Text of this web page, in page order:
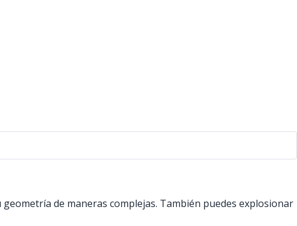
de maneras complejas. También puedes explosionar